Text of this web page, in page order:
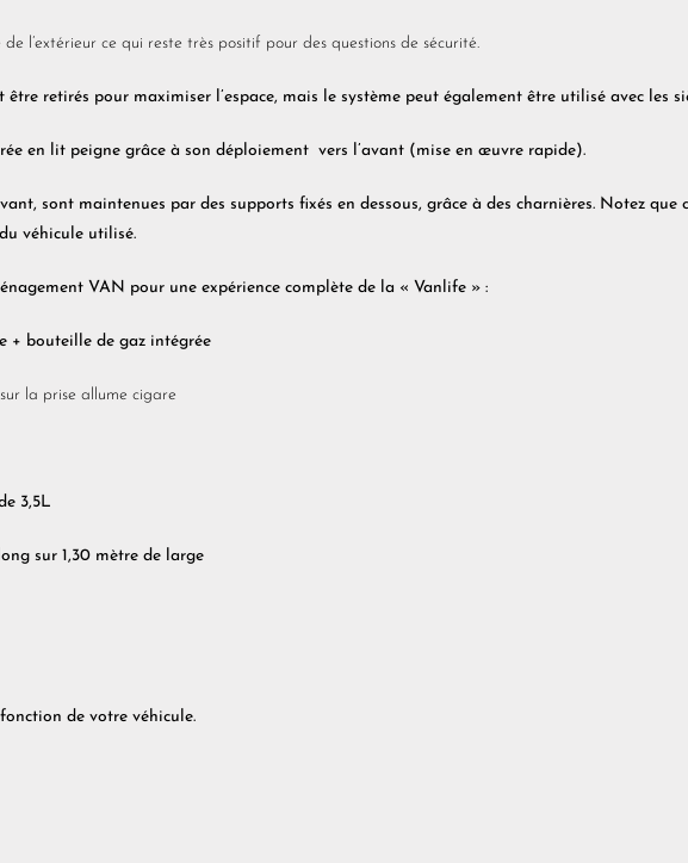
l’extérieur ce qui reste très positif pour des questions de sécurité.
retirés pour maximiser l’espace, mais le système peut également être utilisé avec les
en lit peigne grâce à son déploiement vers l’avant (mise en œuvre rapide).
sont maintenues par des supports fixés en dessous, grâce à des charnières. Notez
véhicule utilisé.
VAN pour une expérience complète de la « Vanlife » :
+ bouteille de gaz intégrée
la prise allume cigare
3,5L
sur 1,30 mètre de large
de votre véhicule.